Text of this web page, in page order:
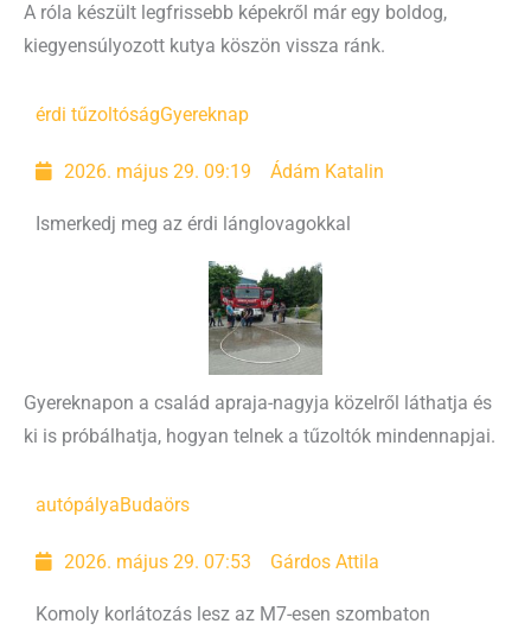
A róla készült legfrissebb képekről már egy boldog,
kiegyensúlyozott kutya köszön vissza ránk.
érdi tűzoltóságGyereknap
2026. május 29. 09:19 Ádám Katalin
Ismerkedj meg az érdi lánglovagokkal
Gyereknapon a család apraja-nagyja közelről láthatja és
ki is próbálhatja, hogyan telnek a tűzoltók mindennapjai.
autópályaBudaörs
2026. május 29. 07:53 Gárdos Attila
Komoly korlátozás lesz az M7-esen szombaton